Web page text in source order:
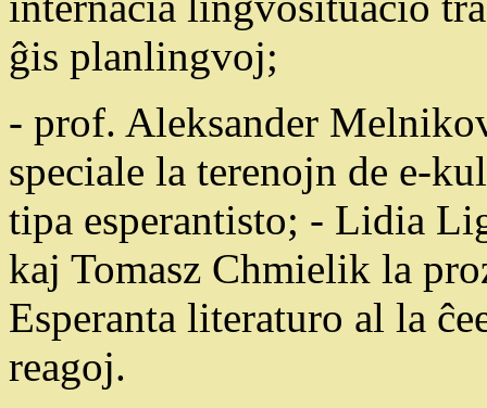
ĝis planlingvoj;
- prof. Aleksander
speciale la terenojn de e-
tipa esperantisto; - Lidia
kaj Tomasz Chmielik la
Esperanta literaturo al la
reagoj.